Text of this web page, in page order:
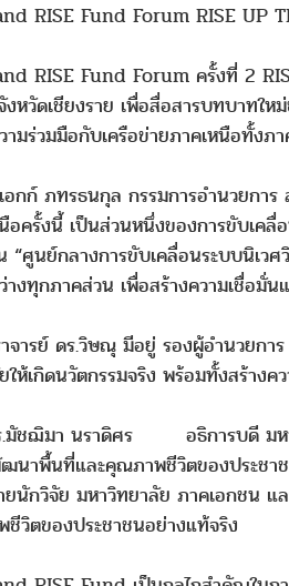
RISE Fund Forum RISE UP
RISE Fund Forum ครั้งที่ 2
หวัดเชียงราย เพื่อสื่อสารบทบาทใ
ามร่วมมือกับเครือข่ายภาคเหนือทั้ง
อกก์ ภทรธนกุล กรรมการอำนวยกา
อครั้งนี้ เป็นส่วนหนึ่งของการขับเค
“ศูนย์กลางการขับเคลื่อนระบบนิเว
างทุกภาคส่วน เพื่อสร้างความเชื่อมั่
จารย์ ดร.วิษณุ มีอยู่ รองผู้อำนวยกา
ให้เกิดนวัตกรรมจริง พร้อมทั้งสร้าง
มัชฌิมา นราดิศร อธิการบดี มหาวิ
นาพื้นที่และคุณภาพชีวิตของประชาช
ยนักวิจัย มหาวิทยาลัย ภาคเอกชน
วิตของประชาชนอย่างแท้จริง